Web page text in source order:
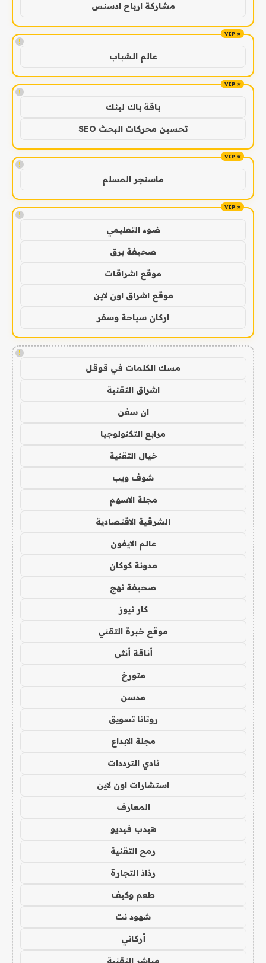
مشاركة ارباح ادسنس
!
عالم الشباب
!
باقة باك لينك
تحسين محركات البحث SEO
!
ماسنجر المسلم
!
ضوء التعليمي
صحيفة برق
موقع اشراقات
موقع اشراق اون لاين
اركان سياحة وسفر
!
مسك الكلمات في قوقل
اشراق التقنية
ان سفن
مرابع التكنولوجيا
خيال التقنية
شوف ويب
مجلة الاسهم
الشرقية الاقتصادية
عالم الايفون
مدونة كوكان
صحيفة نهج
كار نيوز
موقع خبرة التقني
أناقة أنثى
متورخ
مدسن
روتانا تسويق
مجلة الابداع
نادي الترددات
استشارات اون لاين
المعارف
هيدب فيديو
رمح التقنية
رذاذ التجارة
طعم وكيف
شهود نت
أركاني
مباشر التقنية